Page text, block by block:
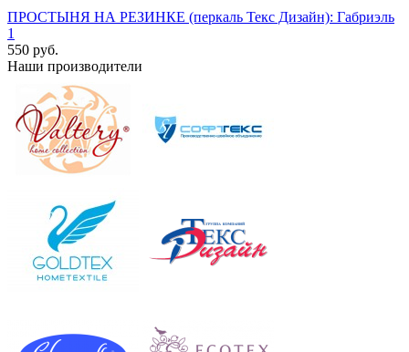
ПРОСТЫНЯ НА РЕЗИНКЕ (перкаль Текс Дизайн): Габриэль
1
550 руб.
Наши производители